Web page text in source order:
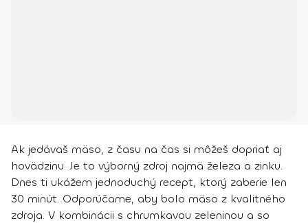
Ak jedávaš mäso, z času na čas si môžeš dopriať aj
hovädzinu. Je to výborný zdroj najmä železa a zinku.
Dnes ti ukážem jednoduchý recept, ktorý zaberie len
30 minút. Odporúčame, aby bolo mäso z kvalitného
zdroja. V kombinácii s chrumkavou zeleninou a so